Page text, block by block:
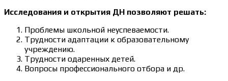
Исследования и открытия ДН позволяют решать:
Проблемы школьной неуспеваемости.
Трудности адаптации к образовательному
учреждению.
Трудности одаренных детей.
Вопросы профессионального отбора и др.